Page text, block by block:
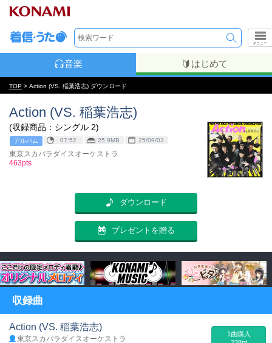
メニュー
音楽 はじめて
TOP > Action (VS. 稲葉浩志) ダウンロード
Action (VS. 稲葉浩志)
(収録商品：シングル 2)
アルバム 07:52 25.9MB 25/09/03
東京スカパラダイスオーケストラ
463pts
ダウンロード
プレゼントを贈る
収録曲
Action (VS. 稲葉浩志)
東京スカパラダイスオーケストラ
1曲購入